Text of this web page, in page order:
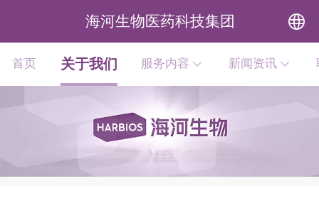
海河生物医药科技集团
中文
首页 关于我们 服务内容 新闻资讯